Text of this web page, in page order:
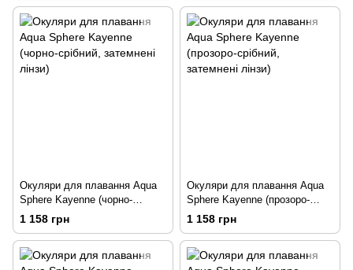
Окуляри для плавання Aqua
Sphere Kayenne (чорно-
срібний, затемнені лінзи)
1 158 грн
Окуляри для плавання Aqua
Sphere Kayenne (прозоро-
срібний, затемнені лінзи)
1 158 грн